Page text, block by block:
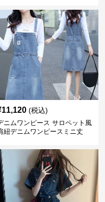
11,120 (税込)
ニムワンピース サロペット風
紐デニムワンピースミニ丈